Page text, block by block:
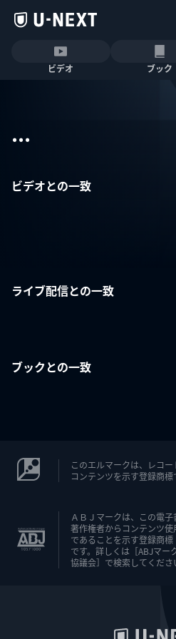
ビデオ ブック
...
ビデオとの一致
ライブ配信との一致
ブックとの一致
このエルマークは、レコ
コンテンツを示す登録商
ＡＢＪマークは、この電子
著作権者からコンテンツ
であることを示す登録商標
です。詳しくは［ABJマー
協議会］で検索してくださ